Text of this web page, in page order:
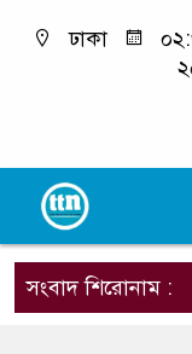
ঢাকা
সংবাদ শিরোনাম :